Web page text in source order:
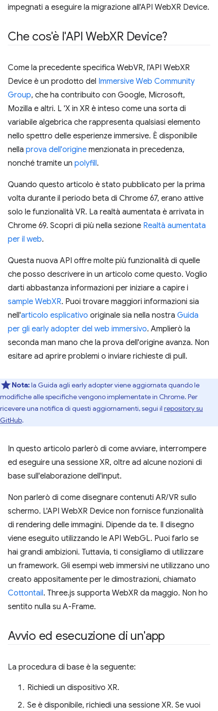
impegnati a eseguire la migrazione all'API WebXR Device.
Che cos'è l'API WebXR Device?
Come la precedente specifica WebVR, l'API WebXR
Device è un prodotto del Immersive Web Community
Group, che ha contribuito con Google, Microsoft,
Mozilla e altri. L 'X in XR è inteso come una sorta di
variabile algebrica che rappresenta qualsiasi elemento
nello spettro delle esperienze immersive. È disponibile
nella prova dell'origine menzionata in precedenza,
nonché tramite un polyfill.
Quando questo articolo è stato pubblicato per la prima
volta durante il periodo beta di Chrome 67, erano attive
solo le funzionalità VR. La realtà aumentata è arrivata in
Chrome 69. Scopri di più nella sezione Realtà aumentata
per il web.
Questa nuova API offre molte più funzionalità di quelle
che posso descrivere in un articolo come questo. Voglio
darti abbastanza informazioni per iniziare a capire i
sample WebXR. Puoi trovare maggiori informazioni sia
nell'articolo esplicativo originale sia nella nostra Guida
per gli early adopter del web immersivo. Amplierò la
seconda man mano che la prova dell'origine avanza. Non
esitare ad aprire problemi o inviare richieste di pull.
Nota:la Guida agli early adopter viene aggiornata quando le
modifiche alle specifiche vengono implementate in Chrome. Per
ricevere una notifica di questi aggiornamenti, segui il repository su
GitHub.
In questo articolo parlerò di come avviare, interrompere
ed eseguire una sessione XR, oltre ad alcune nozioni di
base sull'elaborazione dell'input.
Non parlerò di come disegnare contenuti AR/VR sullo
schermo. L'API WebXR Device non fornisce funzionalità
di rendering delle immagini. Dipende da te. Il disegno
viene eseguito utilizzando le API WebGL. Puoi farlo se
hai grandi ambizioni. Tuttavia, ti consigliamo di utilizzare
un framework. Gli esempi web immersivi ne utilizzano uno
creato appositamente per le dimostrazioni, chiamato
Cottontail. Three.js supporta WebXR da maggio. Non ho
sentito nulla su A-Frame.
Avvio ed esecuzione di un'app
La procedura di base è la seguente:
Richiedi un dispositivo XR.
Se è disponibile, richiedi una sessione XR. Se vuoi